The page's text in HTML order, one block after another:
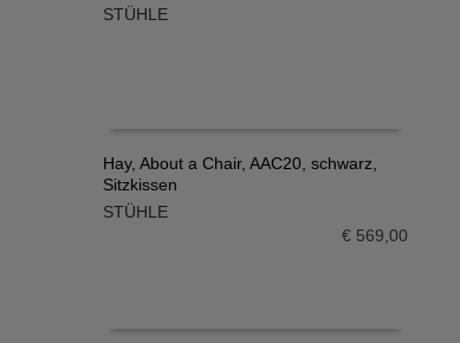
IN DEN WARENKORB
STÜHLE
IN DEN WARENKORB
Hay, About a Chair, AAC20, schwarz,
Sitzkissen
STÜHLE
€569,00